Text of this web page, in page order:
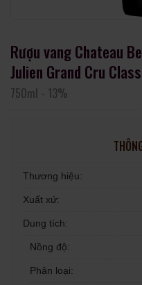
Rượu vang Chateau
Julien Grand Cru
750ml - 13%
Thương hiệu:
Xuất xứ:
Dung tích:
Nồng độ:
Phân loại: